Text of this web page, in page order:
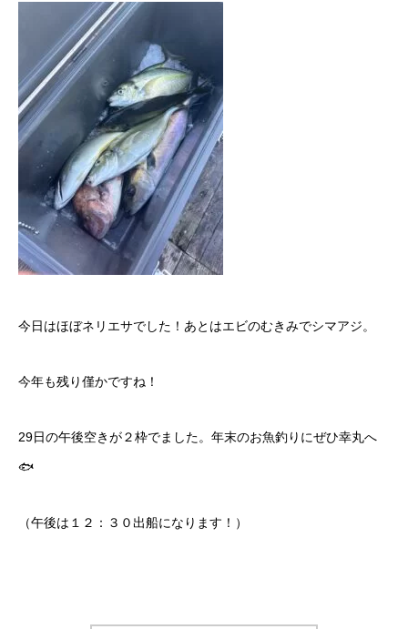
今日はほぼネリエサでした！あとはエビのむきみでシマアジ。
今年も残り僅かですね！
29日の午後空きが２枠でました。年末のお魚釣りにぜひ幸丸へ
🐟
（午後は１２：３０出船になります！）